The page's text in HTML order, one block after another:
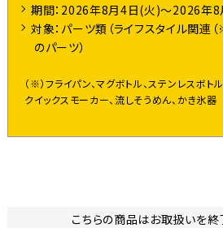
期間：2026年8月4日(火)～2026年
対象：パーツ類（ライフスタイル関連
のパーツ）
（※）フライパン、マグボトル、ステンレスボトル
クイックスモーカー、流しそうめん、かき氷器
こちらの商品はお取扱いを終